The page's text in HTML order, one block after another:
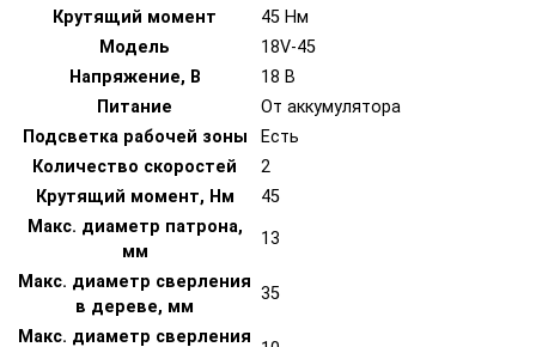
Крутящий момент
45 Нм
Модель
18V-45
Напряжение, В
18 В
Питание
От аккумулятора
Подсветка рабочей зоны
Есть
Количество скоростей
2
Крутящий момент, Нм
45
Макс. диаметр патрона,
мм
13
Макс. диаметр сверления
в дереве, мм
35
Макс. диаметр сверления